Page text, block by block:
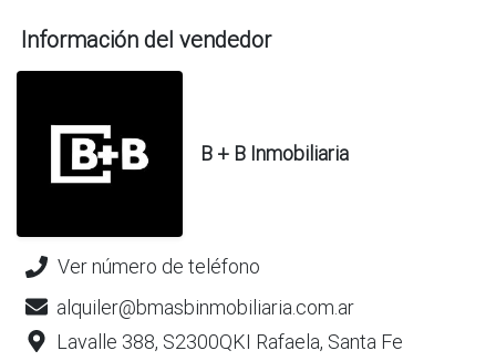
Información del vendedor
B + B Inmobiliaria
Ver número de teléfono
alquiler@bmasbinmobiliaria.com.ar
Lavalle 388, S2300QKI Rafaela, Santa Fe